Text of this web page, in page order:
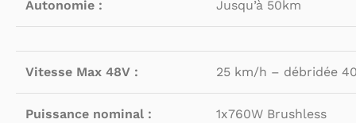
Autonomie : Jusqu’à 50km
Vitesse Max 48V : 25 km/h – débridée
Puissance nominal : 1x760W Brushless